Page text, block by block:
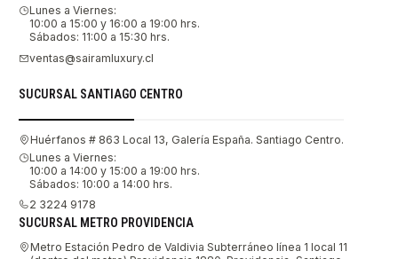
Lunes a Viernes:
10:00 a 15:00 y 16:00 a 19:00 hrs.
Sábados: 11:00 a 15:30 hrs.
ventas@sairamluxury.cl
SUCURSAL SANTIAGO CENTRO
Huérfanos # 863 Local 13, Galería España. Santiago Centro.
Lunes a Viernes:
10:00 a 14:00 y 15:00 a 19:00 hrs.
Sábados: 10:00 a 14:00 hrs.
2 3224 9178
SUCURSAL METRO PROVIDENCIA
Metro Estación Pedro de Valdivia Subterráneo línea 1 local 11